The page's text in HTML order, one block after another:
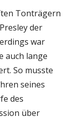
Tonträgern
der
war
auch lange
So musste
seines
des
über